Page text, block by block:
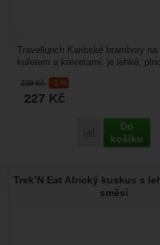
a bram. kaší Single' k porovnání
239Kč -5 %
227 Kč
Přidat
Do
košíku
Travellunch Karibské brambory na
kuřetem a krevetami: je lehké,
Trek’N Eat Africký kuskus s
směsí